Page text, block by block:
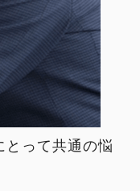
とって共通の悩